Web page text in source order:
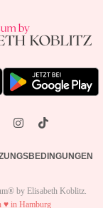
by Elisabeth Koblitz.
♥ in Hamburg